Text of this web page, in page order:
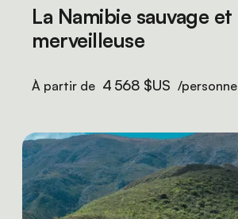
La Namibie sauvage et
merveilleuse
À partir de 4 568 $US /personne